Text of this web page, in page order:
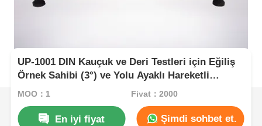
UP-1001 DIN Kauçuk ve Deri Testleri için Eğiliş
Örnek Sahibi (3°) ve Yolu Ayaklı Hareketli
Rolüyle Sıvışma Denetleyicisi
MOQ：1 Fiyat：2000
En iyi fiyat Şimdi sohbet et.